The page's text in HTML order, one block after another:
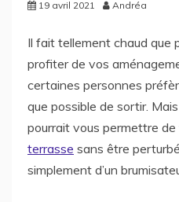
19 avril 2021 Andréa
Il fait tellement chaud que
profiter de vos
certaines personnes
que possible de sortir.
pourrait vous permettre
terrasse sans être
simplement d’un